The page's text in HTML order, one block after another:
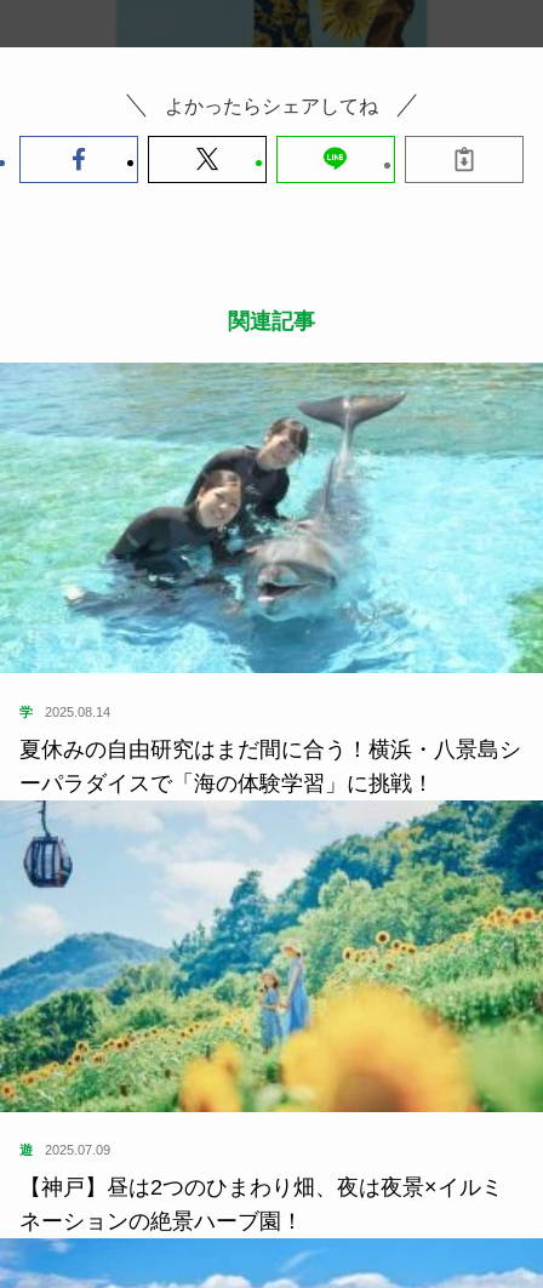
よかったらシェアしてね
関連記事
学 2025.08.14
夏休みの自由研究はまだ間に合う！横浜・八景島シ
ーパラダイスで「海の体験学習」に挑戦！
遊 2025.07.09
【神戸】昼は2つのひまわり畑、夜は夜景×イルミ
ネーションの絶景ハーブ園！